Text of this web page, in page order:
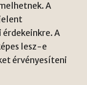
A
érdekeinkre. A
lesz-e
érvényesíteni